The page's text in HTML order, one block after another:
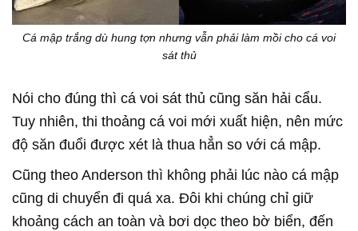
Cá mập trắng dù hung tợn nhưng vẫn phải làm mồi cho cá voi
sát thủ
Nói cho đúng thì cá voi sát thủ cũng săn hải cẩu.
Tuy nhiên, thi thoảng cá voi mới xuất hiện, nên mức
độ săn đuổi được xét là thua hẳn so với cá mập.
Cũng theo Anderson thì không phải lúc nào cá mập
cũng di chuyển đi quá xa. Đôi khi chúng chỉ giữ
khoảng cách an toàn và bơi dọc theo bờ biển, đến